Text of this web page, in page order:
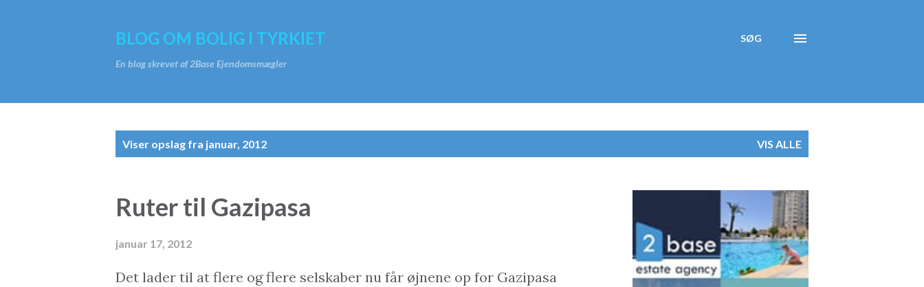
BLOG OM BOLIG I TYRKIET
En blog skrevet af 2Base Ejendomsmægler
SØG
Viser opslag fra januar, 2012 VIS ALLE
Ruter til Gazipasa
januar 17, 2012
Det lader til at flere og flere selskaber nu får øjnene op for Gazipasa